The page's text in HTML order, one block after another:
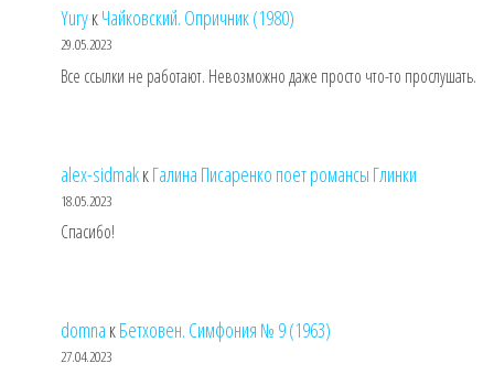
YuryкЧайковский. Опричник (1980)
29.05.2023
Все ссылки не работают. Невозможно даже просто что-то прослушать.
alex-sidmakкГалина Писаренко поет романсы Глинки
18.05.2023
Спасибо!
domna кБетховен. Симфония № 9 (1963)
27.04.2023